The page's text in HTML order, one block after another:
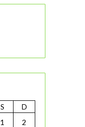
S
D
1
2